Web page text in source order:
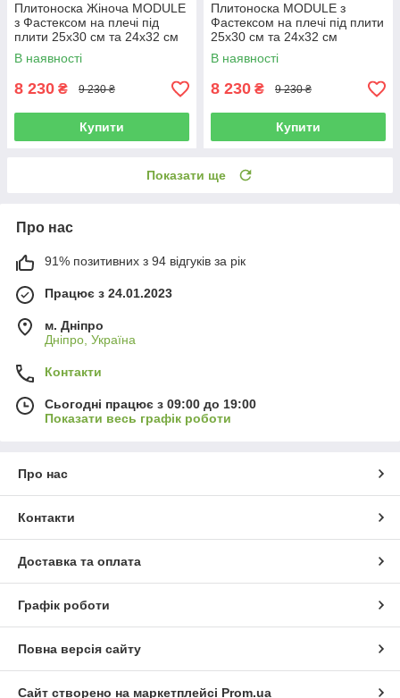
Плитоноска Жіноча MODULE
з Фастексом на плечі під
плити 25х30 см та 24х32 см
Multicam Original IRR
В наявності
8 230 ₴ 9 230 ₴
Купити
Плитоноска MODULE з
Фастексом на плечі під плити
25х30 см та 24х32 см
Multicam Original IRR
В наявності
8 230 ₴ 9 230 ₴
Купити
Показати ще
Про нас
91% позитивних з 94 відгуків за рік
Працює з 24.01.2023
м. Дніпро
Дніпро, Україна
Контакти
Сьогодні працює з 09:00 до 19:00
Показати весь графік роботи
Про нас
Контакти
Доставка та оплата
Графік роботи
Повна версія сайту
Сайт створено на маркетплейсі Prom.ua